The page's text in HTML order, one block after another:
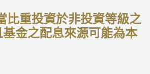
比重投資於非投資等級之
金之配息來源可能為本